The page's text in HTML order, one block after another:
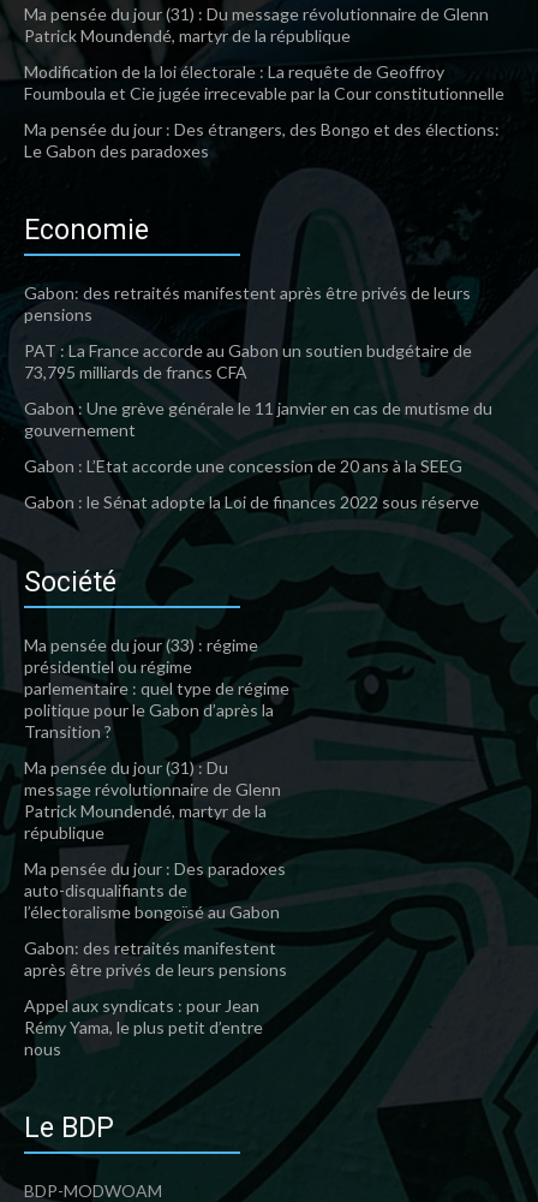
Ma pensée du jour (31) : Du message révolutionnaire de Glenn
Patrick Moundendé, martyr de la république
Modification de la loi électorale : La requête de Geoffroy
Foumboula et Cie jugée irrecevable par la Cour constitutionnelle
Ma pensée du jour : Des étrangers, des Bongo et des élections:
Le Gabon des paradoxes
Economie
Gabon: des retraités manifestent après être privés de leurs
pensions
PAT : La France accorde au Gabon un soutien budgétaire de
73,795 milliards de francs CFA
Gabon : Une grève générale le 11 janvier en cas de mutisme du
gouvernement
Gabon : L’Etat accorde une concession de 20 ans à la SEEG
Gabon : le Sénat adopte la Loi de finances 2022 sous réserve
Société
Ma pensée du jour (33) : régime
présidentiel ou régime
parlementaire : quel type de régime
politique pour le Gabon d’après la
Transition ?
Ma pensée du jour (31) : Du
message révolutionnaire de Glenn
Patrick Moundendé, martyr de la
république
Ma pensée du jour : Des paradoxes
auto-disqualifiants de
l’électoralisme bongoïsé au Gabon
Gabon: des retraités manifestent
après être privés de leurs pensions
Appel aux syndicats : pour Jean
Rémy Yama, le plus petit d’entre
nous
Le BDP
BDP-MODWOAM